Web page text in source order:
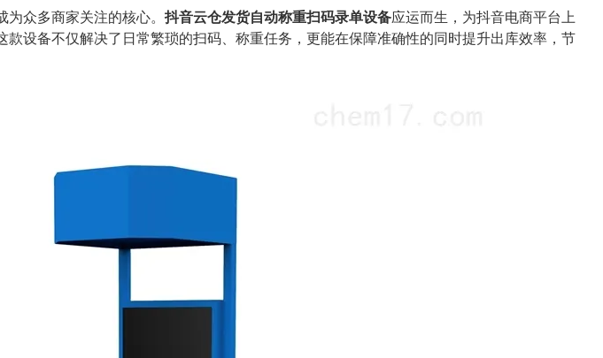
众多商家关注的核心。 抖音云仓发货自动称重扫码录单设备应运而生，为抖音电商平台上
设备不仅解决了日常繁琐的扫码、称重任务，更能在保障准确性的同时提升出库效率，节